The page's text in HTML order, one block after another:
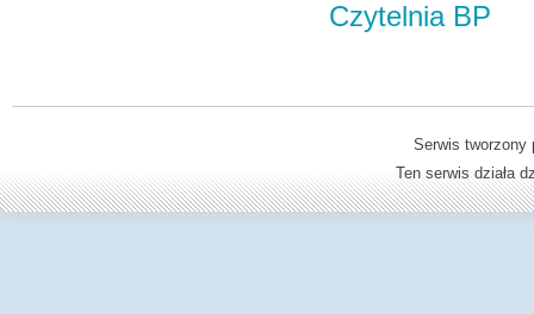
Czytelnia BP
Serwis
Ten serwis działa